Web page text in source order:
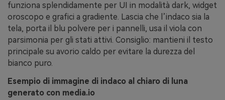
funziona splendidamente per UI in modalità dark, widget
oroscopo e grafici a gradiente. Lascia che l’indaco sia la
tela, porta il blu polvere per i pannelli, usa il viola con
parsimonia per gli stati attivi. Consiglio: mantieni il testo
principale su avorio caldo per evitare la durezza del
bianco puro.
Esempio di immagine di indaco al chiaro di luna
generato con media.io